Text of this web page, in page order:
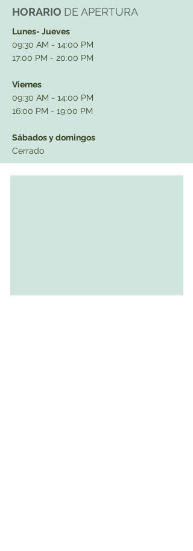
HORARIO DE APERTURA
Lunes- Jueves
09:30 AM - 14:00 PM
17:00 PM - 20:00 PM
Viernes
09:30 AM - 14:00 PM
16:00 PM - 19:00 PM
Sábados y domingos
Cerrado